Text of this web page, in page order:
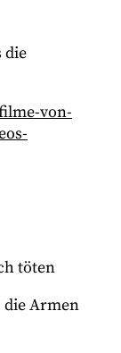
die
von-
töten
die Armen